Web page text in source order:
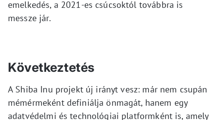
emelkedés, a 2021-es csúcsoktól továbbra is
messze jár.
Következtetés
A Shiba Inu projekt új irányt vesz: már nem csupán
mémérmeként definiálja önmagát, hanem egy
adatvédelmi és technológiai platformként is, amely